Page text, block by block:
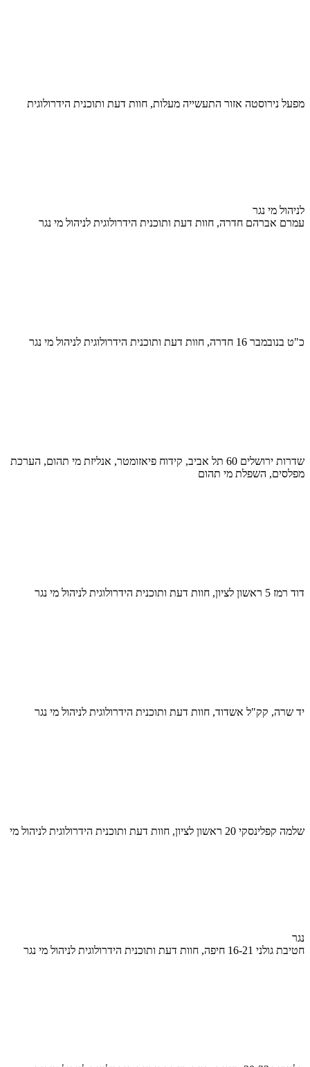
מפעל נירוסטה אזור התעשייה מעלות, חוות דעת ותוכנית הידרולוגית
לניהול מי נגר
עמרם אברהם חדרה, חוות דעת ותוכנית הידרולוגית לניהול מי נגר
כ"ט בנובמבר 16 חדרה, חוות דעת ותוכנית הידרולוגית לניהול מי נגר
שדרות ירושלים 60 תל אביב, קידוח פיאזומטר, אנליזת מי תהום, הערכת
מפלסים, השפלת מי תהום
דוד רמז 5 ראשון לציון, חוות דעת ותוכנית הידרולוגית לניהול מי נגר
יד שרה, קק"ל אשדוד, חוות דעת ותוכנית הידרולוגית לניהול מי נגר
שלמה קפלינסקי 20 ראשון לציון, חוות דעת ותוכנית הידרולוגית לניהול מי
נגר
חטיבת גולני 16-21 חיפה, חוות דעת ותוכנית הידרולוגית לניהול מי נגר